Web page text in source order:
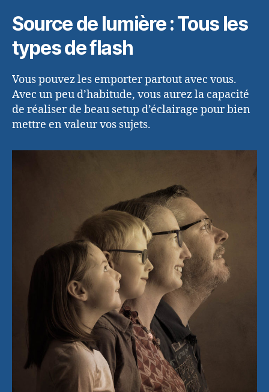
Source de lumière : Tous les
types de flash
Vous pouvez les emporter partout avec vous.
Avec un peu d’habitude, vous aurez la capacité
de réaliser de beau setup d’éclairage pour bien
mettre en valeur vos sujets.